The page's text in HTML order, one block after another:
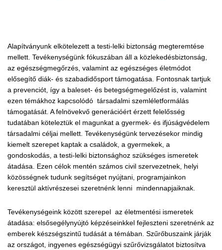
Alapítványunk elkötelezett a testi-lelki biztonság megteremtése
mellett. Tevékenységünk fókuszában áll a közlekedésbiztonság,
az egészségmegőrzés, valamint az egészséges életmódot
elősegítő diák- és szabadidősport támogatása. Fontosnak tartjuk
a prevenciót, így a baleset- és betegségmegelőzést is, valamint
ezen témákhoz kapcsolódó társadalmi szemléletformálás
támogatását. A felnövekvő generációért érzett felelősség
tudatában köteleztük el magunkat a gyermek- és ifjúságvédelem
társadalmi céljai mellett. Tevékenységünk tervezésekor mindig
kiemelt szerepet kaptak a családok, a gyermekek, a
gondoskodás, a testi-lelki biztonsághoz szükséges ismeretek
átadása. Ezen célok mentén számos civil szervezetnek, helyi
közösségnek tudunk segítséget nyújtani, programjainkon
keresztül aktívrészesei szeretnénk lenni mindennapjaiknak.
Tevékenységeink között szerepel az életmentési ismeretek
átadása: elsősegélynyújtó képzéseinkkel fejleszteni szeretnénk az
emberek készségszintű tudását a témában. Szűrőbuszaink járják
az országot, ingyenes egészségügyi szűrővizsgálatot biztosítva